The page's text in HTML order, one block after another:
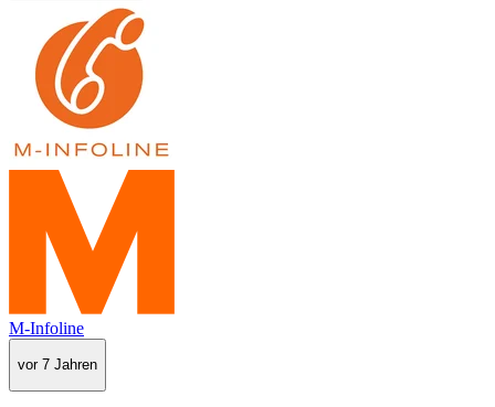
M-Infoline
vor 7 Jahren